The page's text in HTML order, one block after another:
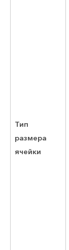
Тип
размера
ячейки